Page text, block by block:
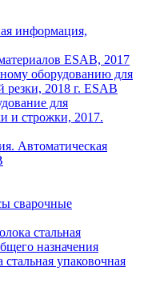
информация,
ESAB, 2017
оборудованию для
резки, 2018 г. ESAB
для
и строжки, 2017.
Автоматическая
сварочные
стальная
назначения
упаковочная